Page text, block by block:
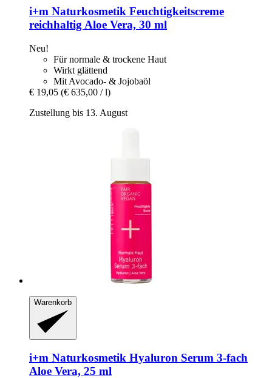
i+m Naturkosmetik Feuchtigkeitscreme
reichhaltig Aloe Vera, 30 ml
Neu!
Für normale & trockene Haut
Wirkt glättend
Mit Avocado- & Jojobaöl
€ 19,05 (€ 635,00 / l)
Zustellung bis 13. August
Warenkorb
i+m Naturkosmetik Hyaluron Serum 3-​fach
Aloe Vera, 25 ml